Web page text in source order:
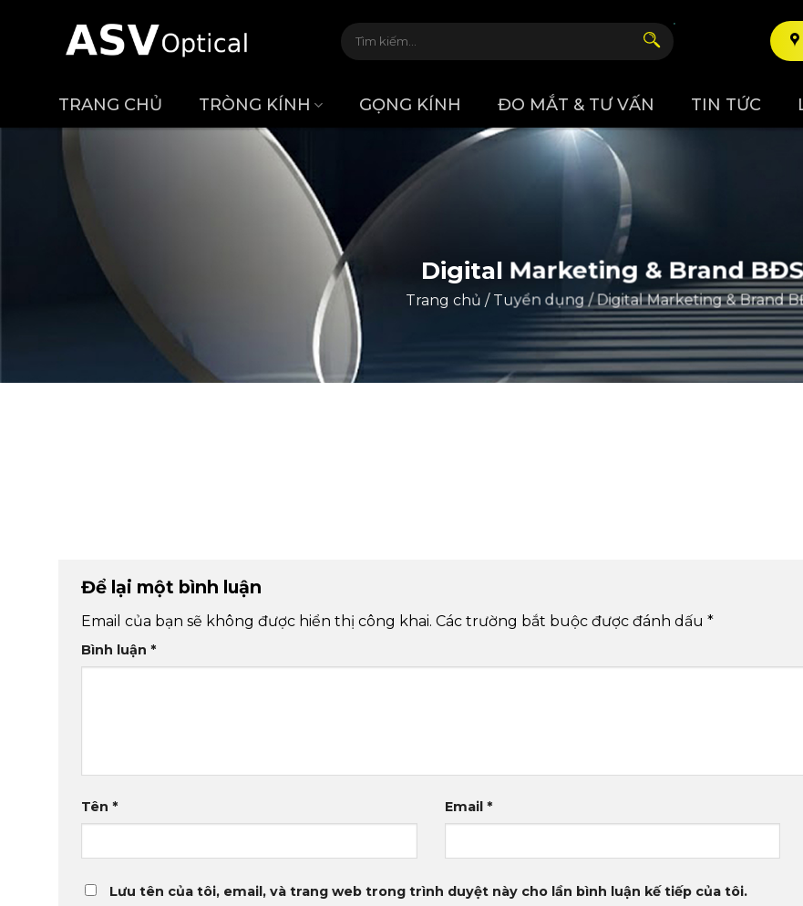
Tìm
kiếm:
TRANG CHỦ TRÒNG KÍNH GỌNG KÍNH ĐO MẮT & TƯ VẤN TIN TỨC
Digital Marketing & Brand
Trang chủ / Tuyển dụng /Digital Marketing & Brand
Để lại một bình luận
Email của bạn sẽ không được hiển thị công khai. Các trường bắt buộc được đánh dấu *
Bình luận *
Tên * Email *
Lưu tên của tôi, email, và trang web trong trình duyệt này cho lần bình luận kế tiếp của tôi.